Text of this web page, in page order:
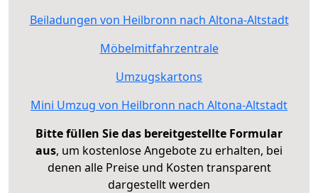
Beiladungen von Heilbronn nach Altona-Altstadt
Möbelmitfahrzentrale
Umzugskartons
Mini Umzug von Heilbronn nach Altona-Altstadt
Bitte füllen Sie das bereitgestellte Formular
aus, um kostenlose Angebote zu erhalten, bei
denen alle Preise und Kosten transparent
dargestellt werden